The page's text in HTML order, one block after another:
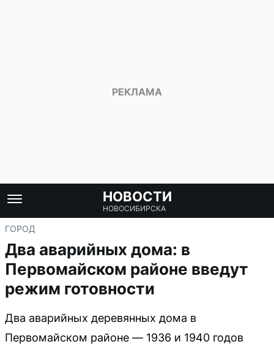
НОВОСТИ
НОВОСИБИРСКА
ГОРОД
Два аварийных дома: в
Первомайском районе введут
режим готовности
Два аварийных деревянных дома в
Первомайском районе — 1936 и 1940 годов